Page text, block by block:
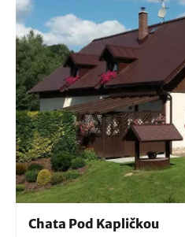
Chata Pod Kapličkou